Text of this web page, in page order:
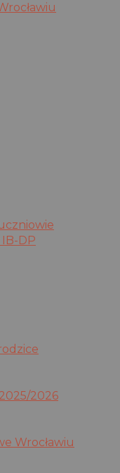
DP
2026
Wrocławiu